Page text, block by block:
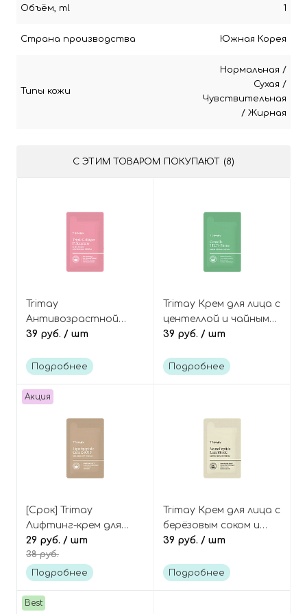
Объём, ml 1
Страна производства Южная Корея
Типы кожи
Нормальная /
Сухая /
Чувствительная
/ Жирная
С ЭТИМ ТОВАРОМ ПОКУПАЮТ (8)
Trimay
Антивозрастной
крем для лица с
скваланом
(пробник), Triple
Cream Tester
39 руб. / шт
Подробнее
Trimay Крем для лица с
центеллой и чайным
деревом
(пробник), Centella
39 руб. / шт
Подробнее
Акция
[Срок] Trimay
Лифтинг-крем для
лица с киноа и
Волюфилином
заполнитель морщин
LipodiPeptide Cera
29 руб. / шт
38 руб.
Подробнее
Trimay Крем для лица с
берёзовым соком и
нейропептидами
(пробник),
39 руб. / шт
Подробнее
Best